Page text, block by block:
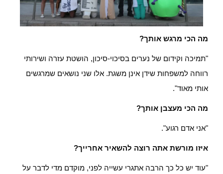
מה הכי מרגש אותך?
"תמיכה וקידום של נערים בסיכוי-סיכון, הושטת עזרה ושירותי
רווחה למשפחות שידן אינן משגת. אלו שני נושאים שמרגשים
אותי מאוד".
מה הכי מעצבן אותך?
"אני אדם רגוע".
איזו מורשת אתה רוצה להשאיר אחרייך?
"עוד יש כל כך הרבה אתגרי עשייה לפני, מוקדם מדי לדבר על